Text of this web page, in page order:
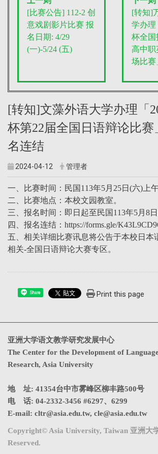
[比赛公告] 112-2创
意戏剧影片比赛 报
名日期: 4/29
(一)-5/24 (五)
[转知]
学办理
杯全国
高中职
场比赛
[转知]文藻外语大学办理「
杯第22届全国日语辩论比赛
名连结
2024-04-12 管理者
一、比赛时间：民国113年5月25日(六)上
二、比赛地点：本校文园教室。
三、报名时间：即日起至民国113年5月8日
四、报名连结：https://forms.gle/
五、相关详细比赛讯息将公告于本校日本
相关-全国日语辩论大赛专区。
Share Print this page
亚洲大学语文教学研究发展中心
The Center for the Development of
Research, Asia University
地 址: 41354台中市雾峰区柳丰路500号
电 话: 04-2332-3456 #6297、6299
E-mail: cltr@asia.edu.tw, cle@asia.edu.tw
Copyright© Asia University, Taiwan 亚洲大
Reserved.